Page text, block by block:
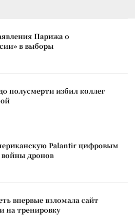
Парижа о
в выборы
полусмерти избил коллег
Palantir цифровым
дронов
впервые взломала сайт
на тренировку